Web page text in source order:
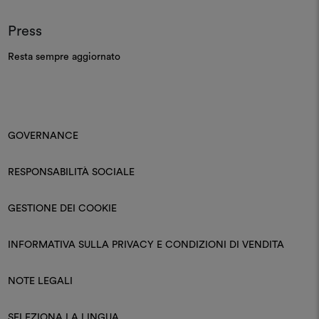
Press
Resta sempre aggiornato
GOVERNANCE
RESPONSABILITÀ SOCIALE
GESTIONE DEI COOKIE
INFORMATIVA SULLA PRIVACY E CONDIZIONI DI VENDITA
NOTE LEGALI